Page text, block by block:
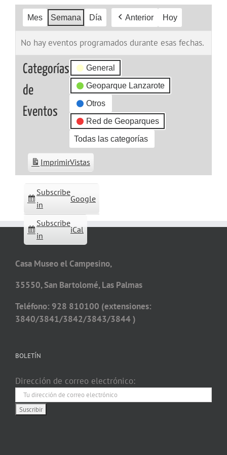
Mes Semana Día Anterior Hoy
No hay eventos programados durante esas fechas.
Categorías
de
Eventos
General
Geoparque Lanzarote
Otros
Red de Geoparques
Todas las categorías
Subscribe
in
Google
Subscribe
in
iCal
ImprimirVistas
Casa Museo el Campesino,
35550, San Bartolomé, Las Palmas
Teléfono: 928 810100 (extensiones:
3840/3841/3842/3843/3844 )
BOLETÍN
Dirección de correo electrónico: